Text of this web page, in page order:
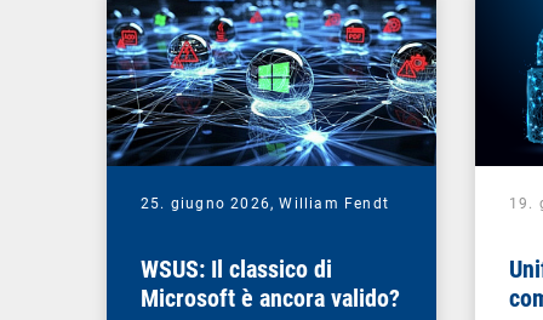
25. giugno 2026,William Fendt
WSUS: Il classico di
Microsoft è ancora valido?
19.